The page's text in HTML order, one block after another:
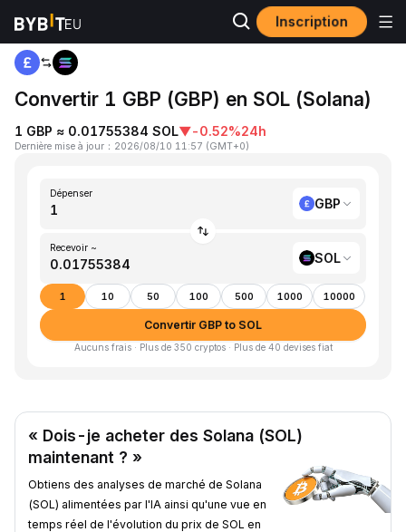
Inscription
Accueil GBP to SOL
Convertir 1 GBP (GBP) en SOL (Solana)
1 GBP ≈ 0.01755384 SOL▼-0.52%24h
Dernière mise à jour ： 2026/08/10 11:57 (GMT+0)
Dépenser
GBP
Recevoir ~
SOL
1 10 50 100 500 1000 10000
Convertir GBP to SOL
Aucuns frais · Plus de 350 cryptos · Plus de 40 devises fiat
« Dois-je acheter des Solana (SOL)
maintenant ? »
Obtiens des analyses de marché de Solana
(SOL) alimentées par l'IA ainsi qu'une vue en
temps réel de l'évolution du prix de SOL en